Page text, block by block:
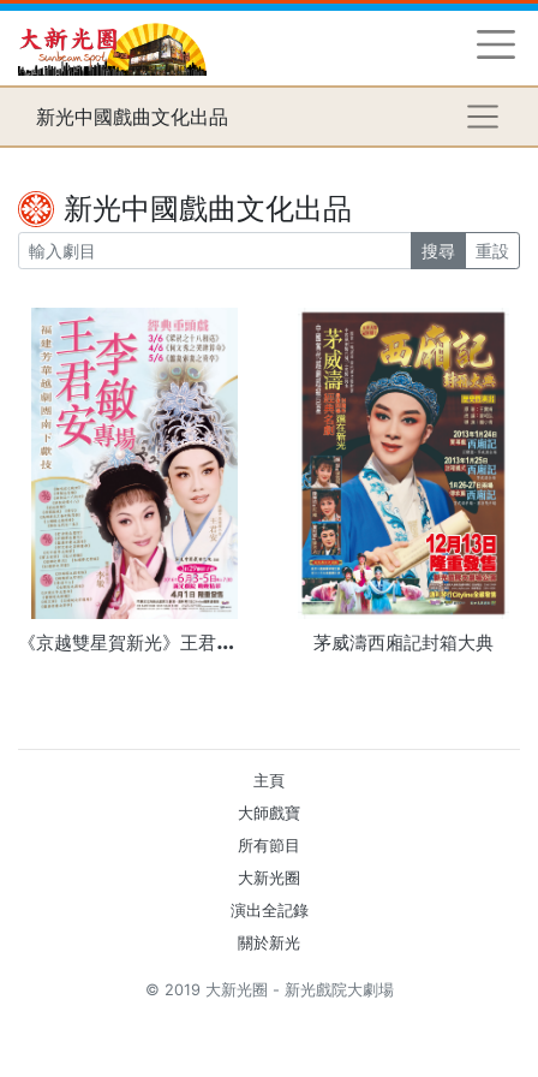
新光中國戲曲文化出品
新光中國戲曲文化出品
搜尋 重設
《
京越雙星賀新光》王君安、李敏專場 茅威濤西廂記封箱大典
主頁
大師戲寶
所有節目
大新光圈
演出全記錄
關於新光
© 2019 大新光圈 - 新光戲院大劇場